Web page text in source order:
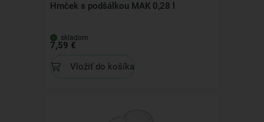
Hrnček s podšálkou MAK 0,28 l
skladom
7,59 €
Vložiť do košíka